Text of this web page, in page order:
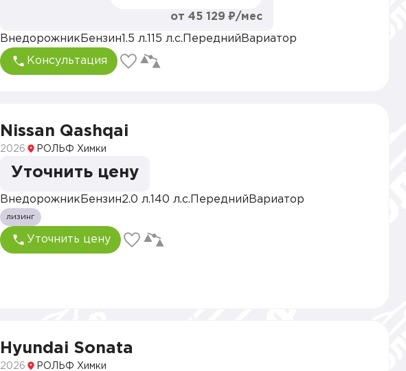
от 45 129 ₽/мес
Внедорожник Бензин 1.5 л. 115 л.с. Передний Вариатор
Консультация
Nissan Qashqai
2026 РОЛЬФ Химки
Уточнить цену
Внедорожник Бензин2.0 л. 140 л.с. Передний Вариатор
лизинг
Уточнить цену
Hyundai Sonata
2026 РОЛЬФ Химки